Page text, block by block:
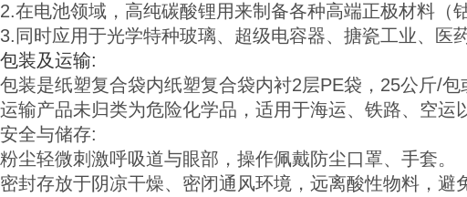
2.在电池领域，高纯碳酸锂用来制备各种高端正极材料（
3.同时应用于光学特种玻璃、超级电容器、搪瓷工业、医
包装及运输:
包装是纸塑复合袋内纸塑复合袋内衬2层PE袋，25公斤/包
运输产品未归类为危险化学品，适用于海运、铁路、空运
安全与储存:
粉尘轻微刺激呼吸道与眼部，操作佩戴防尘口罩、手套。
密封存放于阴凉干燥、 密闭通风环境，远离酸性物料，避